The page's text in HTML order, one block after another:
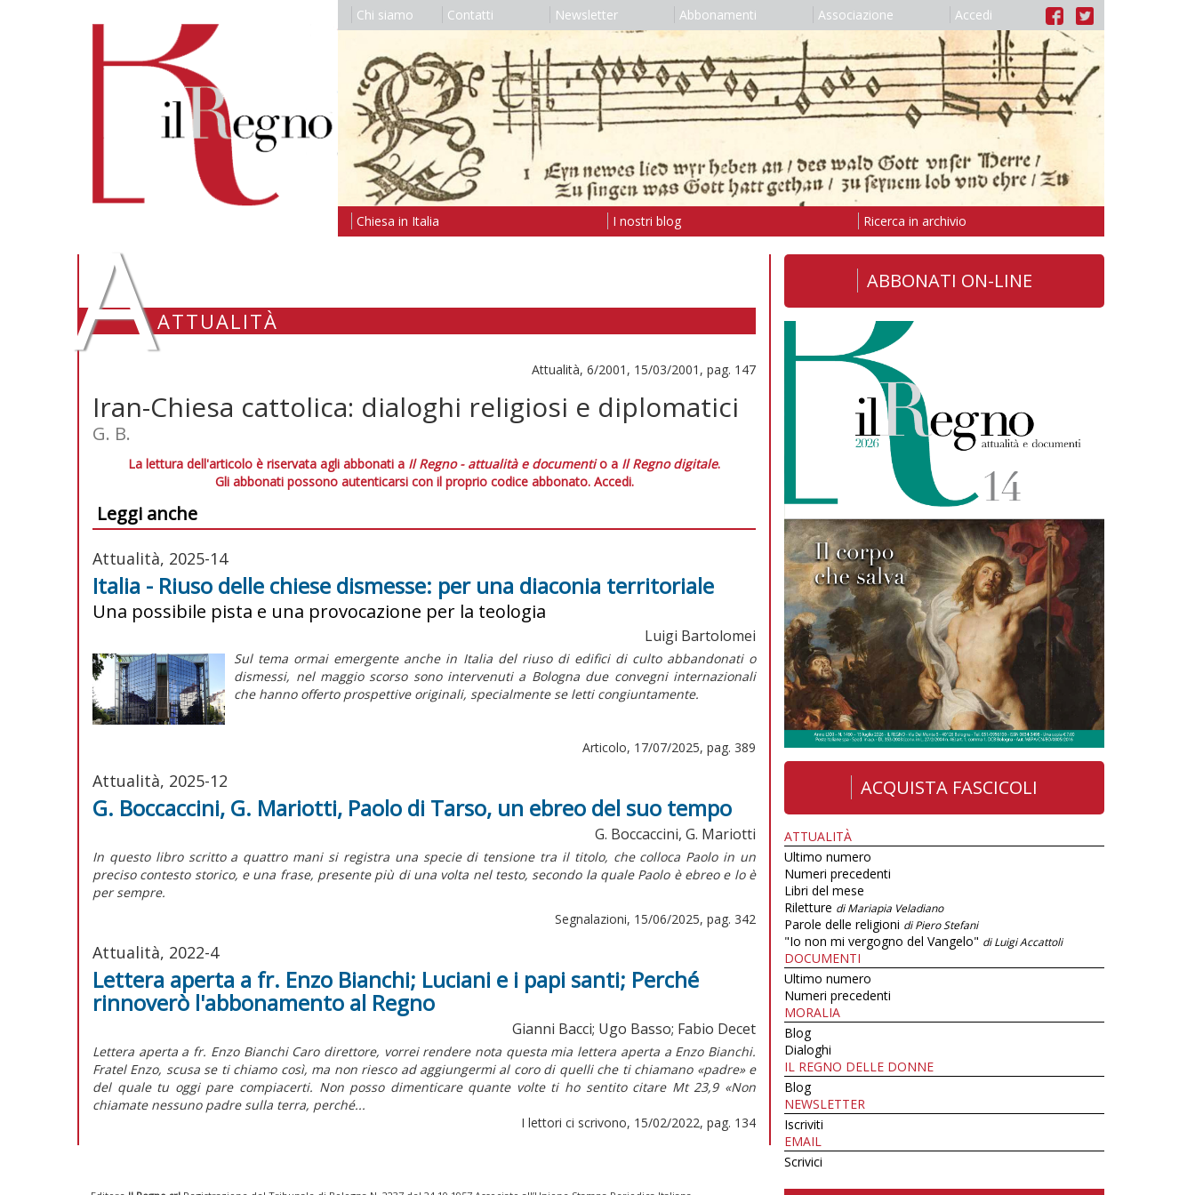
Chi siamo Contatti Newsletter Abbonamenti Associazione Accedi
Chiesa in Italia I nostri blog Ricerca in archivio
AATTUALITÀ
Attualità, 6/2001, 15/03/2001, pag. 147
Iran-Chiesa cattolica: dialoghi religiosi e diplomatici
G. B.
La lettura dell'articolo è riservata agli abbonati a Il Regno - attualità e documentio a Il Regno digitale.
Gli abbonati possono autenticarsi con il proprio codice abbonato. Accedi.
Leggi anche
Attualità, 2025-14
Italia - Riuso delle chiese dismesse: per una diaconia territoriale
Una possibile pista e una provocazione per la teologia
Luigi Bartolomei
Sul tema ormai emergente anche in Italia del riuso di edifici di culto abbandonati o
dismessi, nel maggio scorso sono intervenuti a Bologna due convegni internazionali
che hanno offerto prospettive originali, specialmente se letti congiuntamente.
Articolo, 17/07/2025, pag. 389
Attualità, 2025-12
G. Boccaccini, G. Mariotti, Paolo di Tarso, un ebreo del suo tempo
G. Boccaccini, G. Mariotti
In questo libro scritto a quattro mani si registra una specie di tensione tra il titolo, che colloca Paolo in un
preciso contesto storico, e una frase, presente più di una volta nel testo, secondo la quale Paolo è ebreo e lo è
per sempre.
Segnalazioni, 15/06/2025, pag. 342
Attualità, 2022-4
Lettera aperta a fr. Enzo Bianchi; Luciani e i papi santi; Perché
rinnoverò l'abbonamento al Regno
Gianni Bacci; Ugo Basso; Fabio Decet
Lettera aperta a fr. Enzo Bianchi Caro direttore, vorrei rendere nota questa mia lettera aperta a Enzo Bianchi.
Fratel Enzo, scusa se ti chiamo così, ma non riesco ad aggiungermi al coro di quelli che ti chiamano «padre» e
del quale tu oggi pare compiacerti. Non posso dimenticare quante volte ti ho sentito citare Mt 23,9 «Non
chiamate nessuno padre sulla terra, perché...
I lettori ci scrivono, 15/02/2022, pag. 134
ABBONATI ON-LINE
ACQUISTA FASCICOLI
ATTUALITÀ
Ultimo numero
Numeri precedenti
Libri del mese
Riletture di Mariapia Veladiano
Parole delle religioni di Piero Stefani
"Io non mi vergogno del Vangelo" di Luigi Accattoli
DOCUMENTI
Ultimo numero
Numeri precedenti
MORALIA
Blog
Dialoghi
IL REGNO DELLE DONNE
Blog
NEWSLETTER
Iscriviti
EMAIL
Scrivici